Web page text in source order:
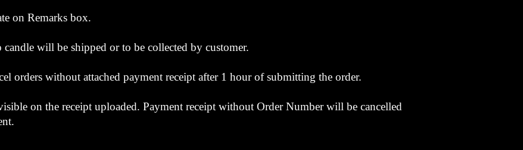
on Remarks box.
will be shipped or to be collected by customer.
orders without attached payment receipt after 1 hour of submitting the order.
on the receipt uploaded. Payment receipt without Order Number will be cancelled